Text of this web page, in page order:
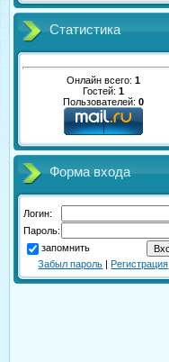
Статистика
Онлайн всего: 1
Гостей: 1
Пользователей: 0
Форма входа
Логин:
Пароль:
запомнить
Забыл пароль |Регистрация